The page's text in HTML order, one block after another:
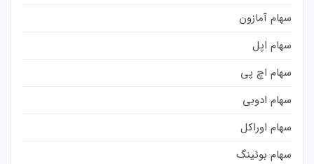
سهام آمازون
سهام اپل
سهام اچ پی
سهام ادوبی
سهام اوراکل
سهام بوئینگ